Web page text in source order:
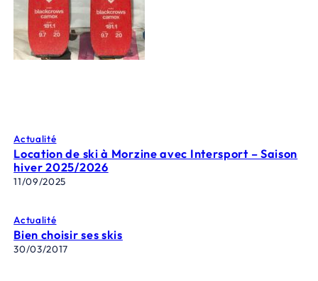
Actualité
Location de ski à Morzine avec Intersport – Saison
hiver 2025/2026
11/09/2025
Actualité
Bien choisir ses skis
30/03/2017